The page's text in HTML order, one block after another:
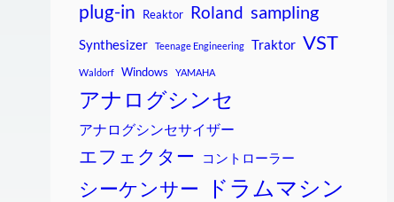
plug-in Reaktor Roland sampling
Synthesizer Teenage Engineering Traktor VST
Waldorf Windows YAMAHA
アナログシンセ
アナログシンセサイザー
エフェクター コントローラー
シーケンサー ドラムマシン